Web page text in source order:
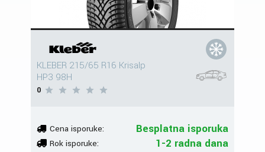
KLEBER 215/65 R16 Krisalp
HP3 98H
0
Cena isporuke: Besplatna isporuka
Rok isporuke: 1-2 radna dana